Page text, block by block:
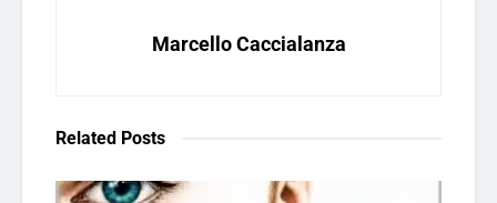
Marcello Caccialanza
Related Posts